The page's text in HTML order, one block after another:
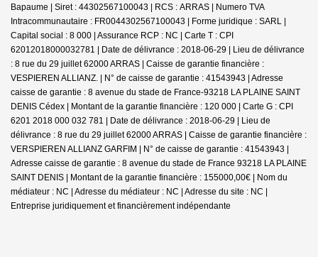
Bapaume | Siret : 44302567100043 | RCS : ARRAS | Numero TVA
Intracommunautaire : FR0044302567100043 | Forme juridique : SARL |
Capital social : 8 000 | Assurance RCP : NC | Carte T : CPI
62012018000032781 | Date de délivrance : 2018-06-29 | Lieu de délivrance
: 8 rue du 29 juillet 62000 ARRAS | Caisse de garantie financière :
VESPIEREN ALLIANZ. | N° de caisse de garantie : 41543943 | Adresse
caisse de garantie : 8 avenue du stade de France-93218 LA PLAINE SAINT
DENIS Cédex | Montant de la garantie financière : 120 000 | Carte G : CPI
6201 2018 000 032 781 | Date de délivrance : 2018-06-29 | Lieu de
délivrance : 8 rue du 29 juillet 62000 ARRAS | Caisse de garantie financière :
VERSPIEREN ALLIANZ GARFIM | N° de caisse de garantie : 41543943 |
Adresse caisse de garantie : 8 avenue du stade de France 93218 LA PLAINE
SAINT DENIS | Montant de la garantie financière : 155000,00€ | Nom du
médiateur : NC | Adresse du médiateur : NC | Adresse du site : NC |
Entreprise juridiquement et financièrement indépendante